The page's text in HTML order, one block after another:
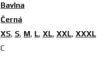
Bavlna
Černá
XS, S, M, L, XL, XXL, XXXL
C